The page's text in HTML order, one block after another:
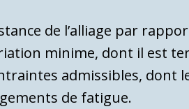
de l’al­liage par
minime, dont il est
admissibles, dont
de fatigue.